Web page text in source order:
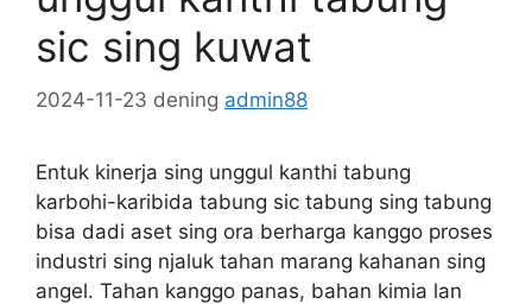
sic sing kuwat
2024-11-23 dening admin88
Entuk kinerja sing unggul kanthi tabung
karbohi-karibida tabung sic tabung sing tabung
bisa dadi aset sing ora berharga kanggo proses
industri sing njaluk tahan marang kahanan sing
angel. Tahan kanggo panas, bahan kimia lan